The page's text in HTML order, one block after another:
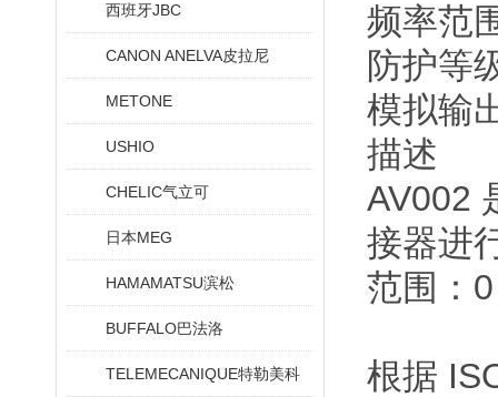
西班牙JBC
CANON ANELVA皮拉尼
METONE
USHIO
CHELIC气立可
日本MEG
HAMAMATSU滨松
BUFFALO巴法洛
TELEMECANIQUE特勒美科
频率范
防护等
模拟输
描述
AV002
接器进
范围：
根据